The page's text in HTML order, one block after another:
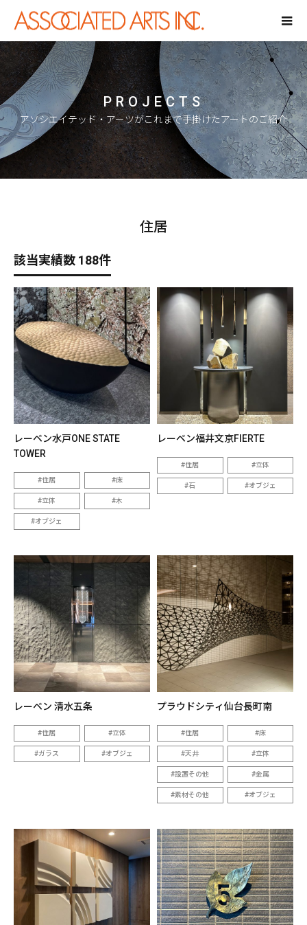
PROJECTS
アソシエイテッド・アーツがこれまで手掛けたアートのご紹介
住居
該当実績数 188件
レーベン水戸ONE STATE
TOWER
住居 床
立体 木
オブジェ
レーベン福井文京FIERTE
住居 立体
石 オブジェ
レーベン 清水五条
住居 立体
ガラス オブジェ
プラウドシティ仙台長町南
住居 床
天井 立体
設置その他 金属
素材その他 オブジェ